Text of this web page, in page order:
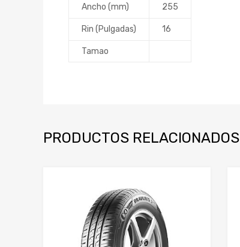
Ancho (mm) 255
Rin (Pulgadas) 16
Tamao
PRODUCTOS RELACIONADOS